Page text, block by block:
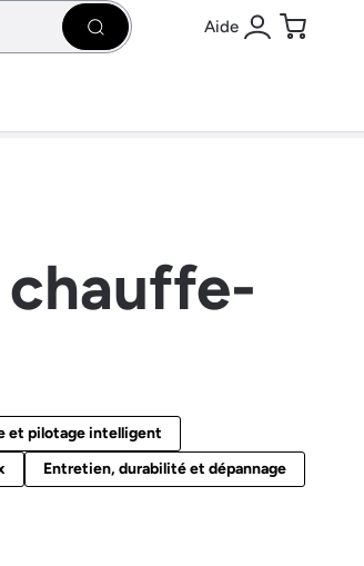
Rechercher Aide
Se connecter
Panier
et pilotage intelligent
Entretien, durabilité et dépannage